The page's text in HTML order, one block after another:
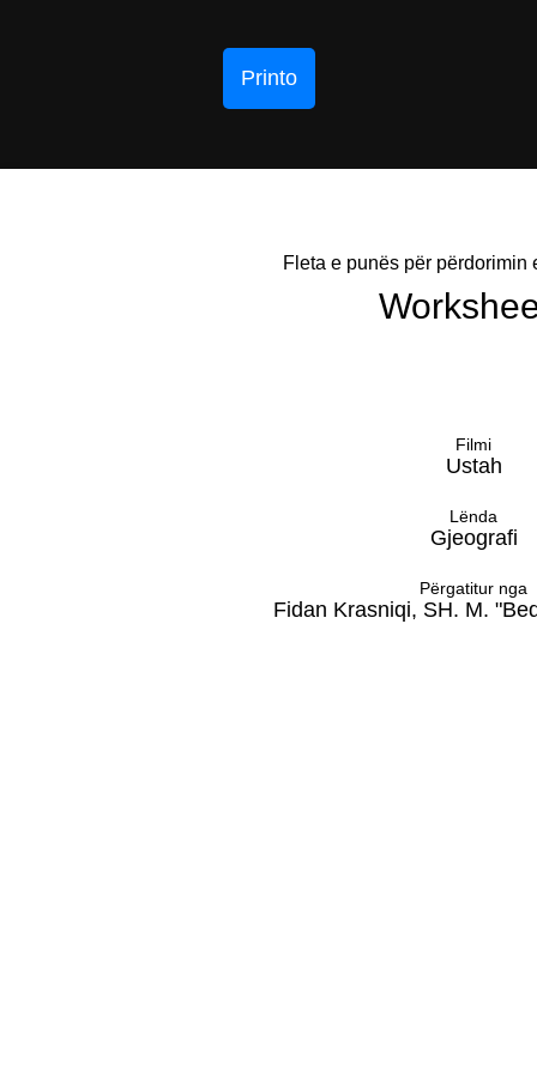
Printo
Fleta e punës për përdorimin
Filmi
Ustah
Lënda
Gjeografi
Përgatitur nga
Fidan Krasniqi, SH. M.